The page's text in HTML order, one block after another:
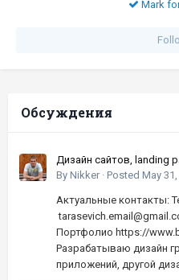
Mark
Обсуждения
Дизайн сайтов, landing
шапок | Высокое
By Nikker · Posted May
Актуальные контакты:
Портфолио https://
Разрабатываю дизайн
приложений, другой